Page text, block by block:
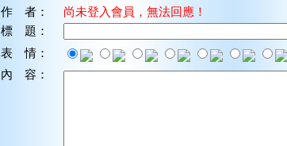
作 者：
尚未登入會員，無法回應！
標 題：
表 情：
內 容：